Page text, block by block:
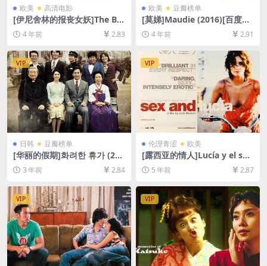
欧美 高清电影
[伊尼舍林的报丧女妖]The Ba
nshees of Inisherin (2022)
[百度网盘+迅雷云盘资源1080
英字幕]
4 年前 2.83
欧美 豆瓣榜单
[莫娣]Maudie (2016)[百度网
盘+迅雷云盘资源1080P超清
未删减][MP4/7.4GB][中英字
4 年前 2.91
VIP
日韩 豆瓣榜单
[华丽的假期]화려한 휴가 (200
7)[百度网盘+迅雷云盘资源10
80P超清未删减][MP4/7GB]
[韩语中字]
3 年前 2.84
VIP
伦理青涩 欧美
[露西亚的情人]Lucía y el sex
o (2001)[百度网盘+迅雷云盘
资源1080P超清未删减][MP4/
8.0GB][中英字幕]【视频文件
+防和谐压缩包（含解压密
码）】
5 年前 2.87
VIP VIP